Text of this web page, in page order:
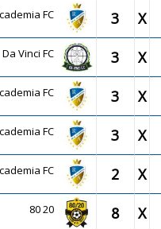
FC 3 X
Da Vinci FC 3 X
FC 3 X
FC 3 X
FC 2 X
80 20 8 X